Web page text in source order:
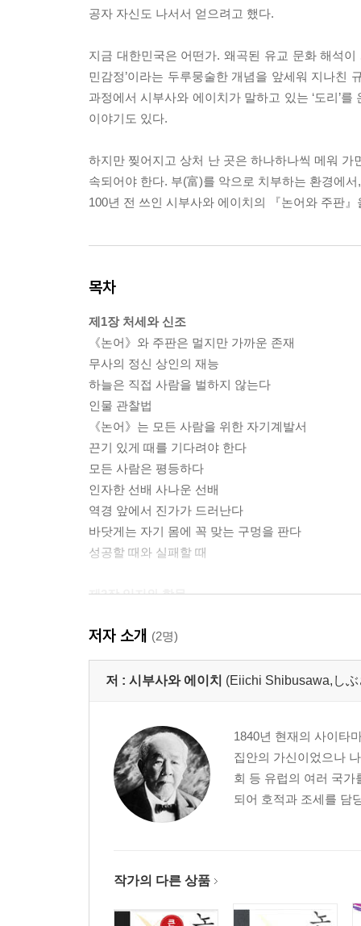
공자 자신도 나서서 얻으려고 했다.
지금 대한민국은 어떤가. 왜곡된 유교 문화 해석
민감정’이라는 두루뭉술한 개념을 앞세워 지나친
과정에서 시부사와 에이치가 말하고 있는 ‘도리’
이야기도 있다.
하지만 찢어지고 상처 난 곳은 하나하나씩 메워
속되어야 한다. 부(富)를 악으로 치부하는 환경에
100년 전 쓰인 시부사와 에이치의 『논어와 주판
목차
제1장 처세와 신조
《논어》와 주판은 멀지만 가까운 존재
무사의 정신 상인의 재능
하늘은 직접 사람을 벌하지 않는다
인물 관찰법
《논어》는 모든 사람을 위한 자기계발서
끈기 있게 때를 기다려야 한다
모든 사람은 평등하다
인자한 선배 사나운 선배
역경 앞에서 진가가 드러난다
바닷게는 자기 몸에 꼭 맞는 구멍을 판다
성공할 때와 실패할 때
제2장 입지와 학문
지금 하는 일에 최선을 다하라
어지러운 세상을 사는 방법
도요토미 히데요시의 지혜
싸움의 기술
학문과 사회의 관계
용기를 얻는 방법
인생 목표 설계하기
말은 재앙과 행운을 여는 문
미움 속에서 아름다움을 찾아라
저자 소개 (2명)
저 : 시부사와 에이치 (Eiichi Shibusawa,し
1840년 현재의 사이타
집안의 가신이었으나
회 등 유럽의 여러 국가
되어 호적과 조세를 담
작가의 다른 상품